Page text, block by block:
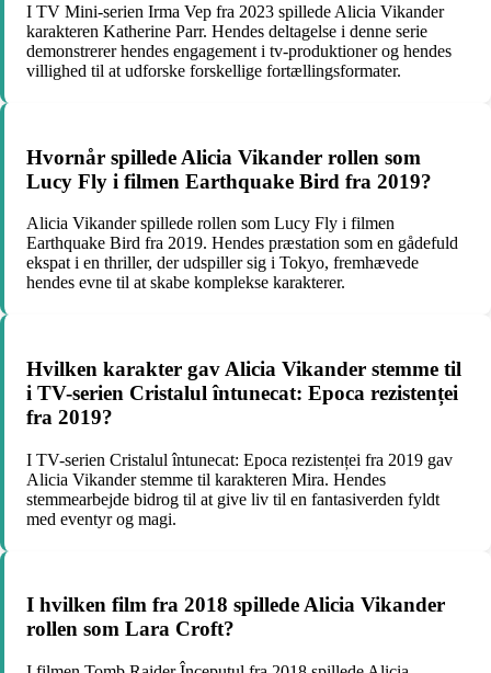
I TV Mini-serien Irma Vep fra 2023 spillede Alicia Vikander
karakteren Katherine Parr. Hendes deltagelse i denne serie
demonstrerer hendes engagement i tv-produktioner og hendes
villighed til at udforske forskellige fortællingsformater.
Hvornår spillede Alicia Vikander rollen som
Lucy Fly i filmen Earthquake Bird fra 2019?
Alicia Vikander spillede rollen som Lucy Fly i filmen
Earthquake Bird fra 2019. Hendes præstation som en gådefuld
ekspat i en thriller, der udspiller sig i Tokyo, fremhævede
hendes evne til at skabe komplekse karakterer.
Hvilken karakter gav Alicia Vikander stemme til
i TV-serien Cristalul întunecat: Epoca rezistenței
fra 2019?
I TV-serien Cristalul întunecat: Epoca rezistenței fra 2019 gav
Alicia Vikander stemme til karakteren Mira. Hendes
stemmearbejde bidrog til at give liv til en fantasiverden fyldt
med eventyr og magi.
I hvilken film fra 2018 spillede Alicia Vikander
rollen som Lara Croft?